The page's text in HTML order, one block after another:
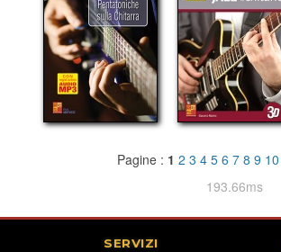
Pagine : 1 2 3 4 5 6 7 8 9 10
193.66ms
SERVIZI